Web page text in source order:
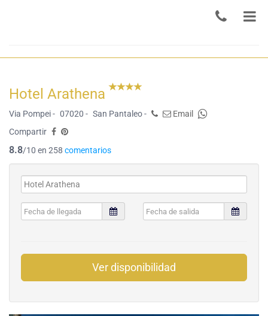
Hotel Arathena
Via Pompei - 07020 - San Pantaleo -
Email
Compartir
8.8/10 en 258 comentarios
Ver disponibilidad